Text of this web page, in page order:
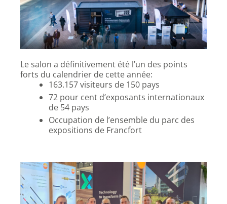
Le salon a définitivement été l’un des points
forts du calendrier de cette année:
163.157 visiteurs de 150 pays
72 pour cent d’exposants internationaux
de 54 pays
Occupation de l’ensemble du parc des
expositions de Francfort